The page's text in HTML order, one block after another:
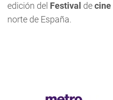
edición del Festival decine
norte de España.